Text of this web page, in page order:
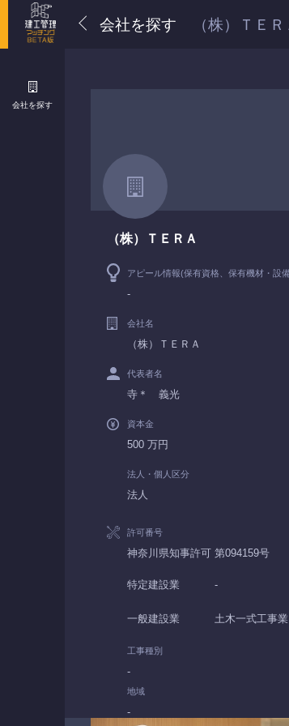
会社を探す （株）ＴＥＲ
（株）ＴＥＲＡ
アピール情報(保有資格、保有機材・設
-
会社名
（株）ＴＥＲＡ
代表者名
寺＊ 義光
資本金
500 万円
法人・個人区分
法人
許可番号
神奈川県知事許可 第094159号
特定建設業 -
一般建設業 土木一式工事
工事種別
-
地域
-
会社を探す